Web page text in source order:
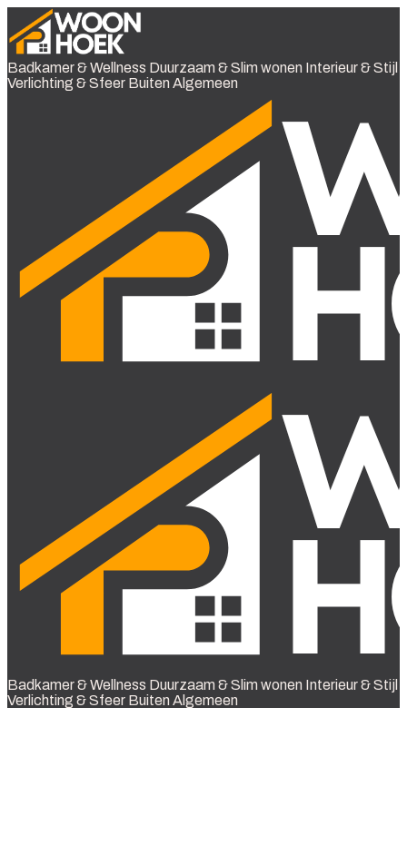
Badkamer & Wellness Duurzaam & Slim wonen Interieur & Stijl
Verlichting & Sfeer Buiten Algemeen
Badkamer & Wellness Duurzaam & Slim wonen Interieur & Stijl
Verlichting & Sfeer Buiten Algemeen